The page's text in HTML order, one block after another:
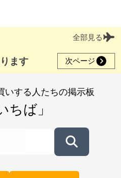
全部見る
ます 次ページ
いする人たちの掲示板
ちば」